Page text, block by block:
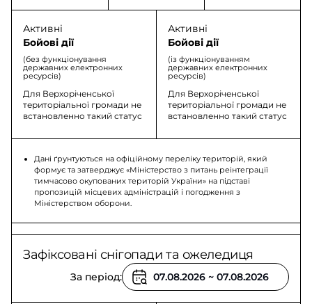
Активні
Бойові дії
(без функціонування
державних електронних
ресурсів)
Для Верхоріченської
територіальної громади не
встановленно такий статус
Активні
Бойові дії
(із функціонуванням
державних електронних
ресурсів)
Для Верхоріченської
територіальної громади не
встановленно такий статус
Дані ґрунтуються на офіційному переліку територій, який
формує та затверджує «Міністерство з питань реінтеграції
тимчасово окупованих територій України» на підставі
пропозицій місцевих адміністрацій і погодження з
Міністерством оборони.
Зафіксовані снігопади та ожеледиця
За період: